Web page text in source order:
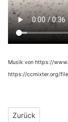
Musik von https://
https://ccmixter.org/
Vorheriger
Zurück